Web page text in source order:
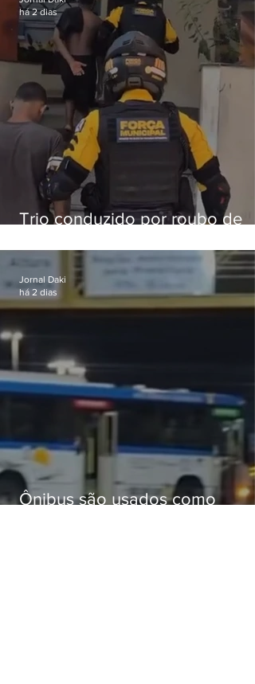
Trio conduzido por roubo de
passagens
há 2 dias
Ônibus são usados como
Jornal Daki
há 2 dias